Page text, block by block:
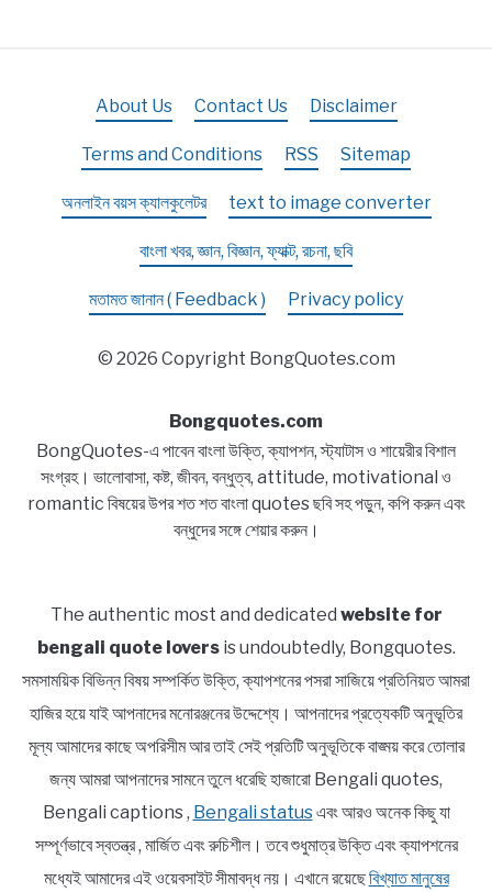
About Us Contact Us Disclaimer
Terms and Conditions RSS Sitemap
অনলাইন বয়স ক্যালকুলেটর text to image converter
বাংলা খবর, জ্ঞান, বিজ্ঞান, ফ্যাক্ট, রচনা, ছবি
মতামত জানান ( Feedback ) Privacy policy
© 2026 Copyright BongQuotes.com
Bongquotes.com
BongQuotes-এ পাবেন বাংলা উক্তি, ক্যাপশন, স্ট্যাটাস ও শায়েরীর বিশাল
সংগ্রহ। ভালোবাসা, কষ্ট, জীবন, বন্ধুত্ব, attitude, motivational ও
romantic বিষয়ের উপর শত শত বাংলা quotes ছবি সহ পড়ুন, কপি করুন এবং
বন্ধুদের সঙ্গে শেয়ার করুন।
The authentic most and dedicated website for
bengali quote loversis undoubtedly, Bongquotes.
সমসাময়িক বিভিন্ন বিষয় সম্পর্কিত উক্তি, ক্যাপশনের পসরা সাজিয়ে প্রতিনিয়ত আমরা
হাজির হয়ে যাই আপনাদের মনোরঞ্জনের উদ্দেশ্যে। আপনাদের প্রত্যেকটি অনুভূতির
মূল্য আমাদের কাছে অপরিসীম আর তাই সেই প্রতিটি অনুভূতিকে বাঙ্ময় করে তোলার
জন্য আমরা আপনাদের সামনে তুলে ধরেছি হাজারো Bengali quotes,
Bengali captions , Bengali statusএবং আরও অনেক কিছু যা
সম্পূর্ণভাবে স্বতন্ত্র , মার্জিত এবং রুচিশীল। তবে শুধুমাত্র উক্তি এবং ক্যাপশনের
মধ্যেই আমাদের এই ওয়েবসাইট সীমাবদ্ধ নয়। এখানে রয়েছেবিখ্যাত মানুষের